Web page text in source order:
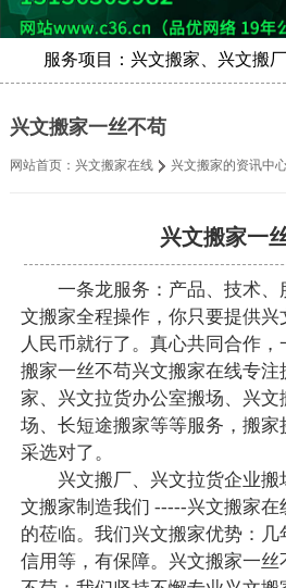
服务项目：兴文搬家、兴文搬
兴文搬家一丝不苟
网站首页： 兴文搬家在线 兴文搬家的资讯中
兴文搬家一
一条龙服务：产品、技术、
文搬家全程操作，你只要提供
人民币就行了。真心共同合作
搬家一丝不苟兴文搬家在线专
家、兴文拉货办公室搬场、兴
场、长短途搬家等等服务，搬
采选对了。
兴文搬厂、兴文拉货企业搬
文搬家制造我们 -----兴文搬家
的莅临。我们兴文搬家优势：几
信用等，有保障。兴文搬家一